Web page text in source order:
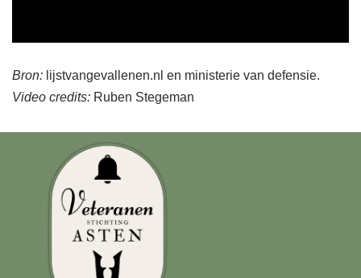
Bron: lijstvangevallenen.nl en ministerie van defensie.
Video credits: Ruben Stegeman